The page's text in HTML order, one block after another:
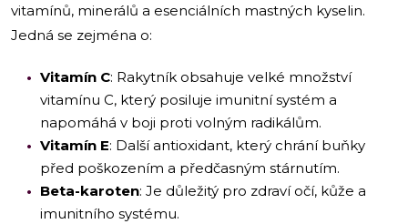
vitamínů, minerálů a esenciálních mastných kyselin.
Jedná se zejména o:
Vitamín C: Rakytník obsahuje velké množství
vitamínu C, který posiluje imunitní systém a
napomáhá v boji proti volným radikálům.
Vitamín E: Další antioxidant, který chrání buňky
před poškozením a předčasným stárnutím.
Beta-karoten: Je důležitý pro zdraví očí, kůže a
imunitního systému.